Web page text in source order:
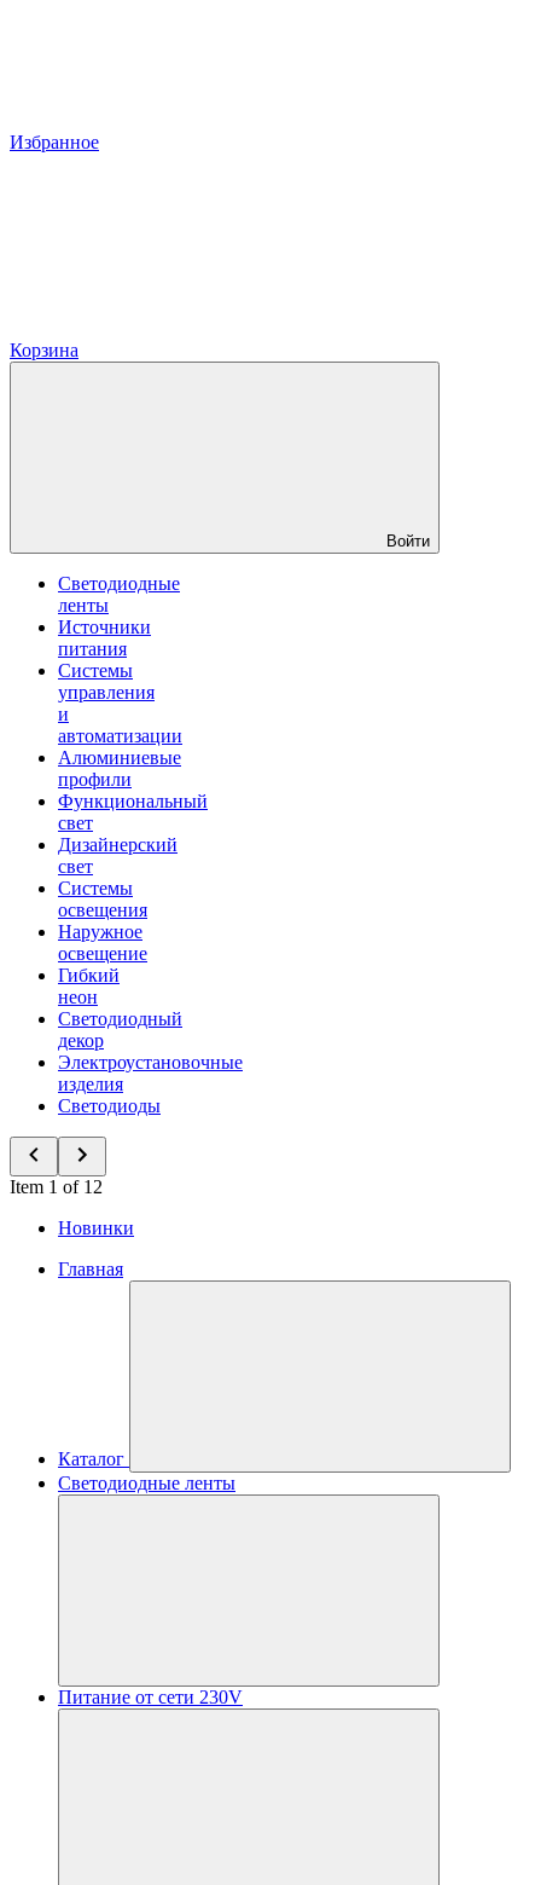
Избранное
Корзина
Войти
Светодиодные
ленты
Источники
питания
Системы
управления
и
автоматизации
Алюминиевые
профили
Функциональный
свет
Дизайнерский
свет
Системы
освещения
Наружное
освещение
Гибкий
неон
Светодиодный
декор
Электроустановочные
изделия
Светодиоды
Item 1 of 12
Новинки
Главная
Каталог
Светодиодные ленты
Питание от сети 230V